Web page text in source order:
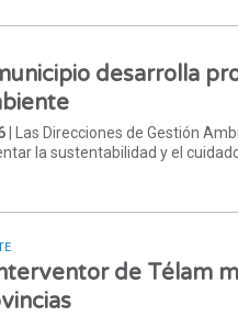
desarrolla
| Las Direcciones de Gestión
la sustentabilidad y el
de Télam